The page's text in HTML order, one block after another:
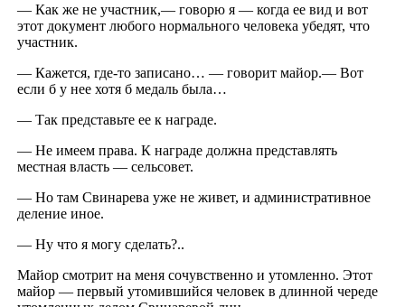
— Как же не участник,— говорю я — когда ее вид и вот
этот документ любого нормального человека убедят, что
участник.
— Кажется, где-то записано… — говорит майор.— Вот
если б у нее хотя б медаль была…
— Так представьте ее к награде.
— Не имеем права. К награде должна представлять
местная власть — сельсовет.
— Но там Свинарева уже не живет, и административное
деление иное.
— Ну что я могу сделать?..
Майор смотрит на меня сочувственно и утомленно. Этот
майор — первый утомившийся человек в длинной череде